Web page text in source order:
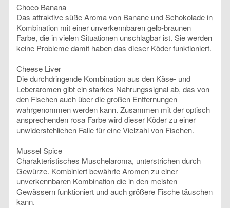
Choco Banana
Das attraktive süße Aroma von Banane und Schokolade in
Kombination mit einer unverkennbaren gelb-braunen
Farbe, die in vielen Situationen unschlagbar ist. Sie werden
keine Probleme damit haben das dieser Köder funktioniert.
Cheese Liver
Die durchdringende Kombination aus den Käse- und
Leberaromen gibt ein starkes Nahrungssignal ab, das von
den Fischen auch über die großen Entfernungen
wahrgenommen werden kann. Zusammen mit der optisch
ansprechenden rosa Farbe wird dieser Köder zu einer
unwiderstehlichen Falle für eine Vielzahl von Fischen.
Mussel Spice
Charakteristisches Muschelaroma, unterstrichen durch
Gewürze. Kombiniert bewährte Aromen zu einer
unverkennbaren Kombination die in den meisten
Gewässern funktioniert und auch größere Fische täuschen
kann.